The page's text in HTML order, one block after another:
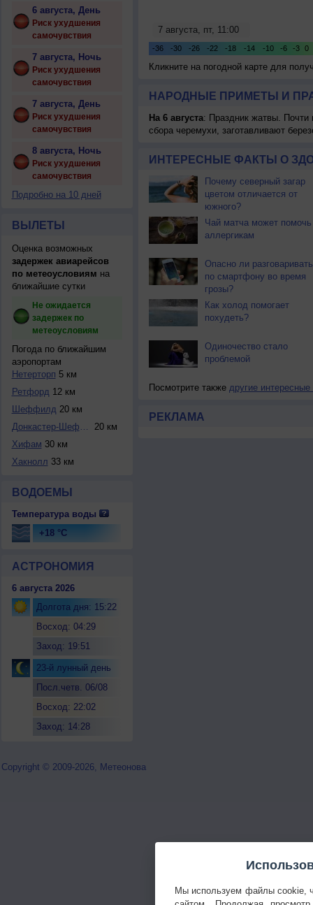
6 августа, День
Риск ухудшения
самочувствия
7 августа, Ночь
Риск ухудшения
самочувствия
7 августа, День
Риск ухудшения
самочувствия
8 августа, Ночь
Риск ухудшения
самочувствия
Подробно на 10 дней
ВЫЛЕТЫ
Оценка возможных
задержек авиарейсов
по метеоусловиям на
ближайшие сутки
Не ожидается
задержек по
метеоусловиям
Погода по ближайшим
аэропортам
Нетерторп 5 км
Ретфорд 12 км
Шеффилд 20 км
Донкастер-Шеффилд
20 км
Хифам 30 км
Хакнолл 33 км
ВОДОЕМЫ
Температура воды
+18 °C
АСТРОНОМИЯ
6 августа 2026
Долгота дня: 15:22
Восход: 04:29
Заход: 19:51
23-й лунный день
Посл.четв. 06/08
Восход: 22:02
Заход: 14:28
Кликните на погодной карте для
НАРОДНЫЕ ПРИМЕТЫ И
На 6 августа: Праздник жатвы. Почти
сбора черемухи, заготавливают
ИНТЕРЕСНЫЕ ФАКТЫ О
Почему северный загар
цветом отличается от
южного?
Чай матча может помочь
аллергикам
Опасно ли разговаривать
по смартфону во время
грозы?
Как холод помогает
похудеть?
Одиночество стало
проблемой
Посмотрите также другие интересные
РЕКЛАМА
Copyright © 2009-2026, Метеонова
Мы используем файлы cookie,